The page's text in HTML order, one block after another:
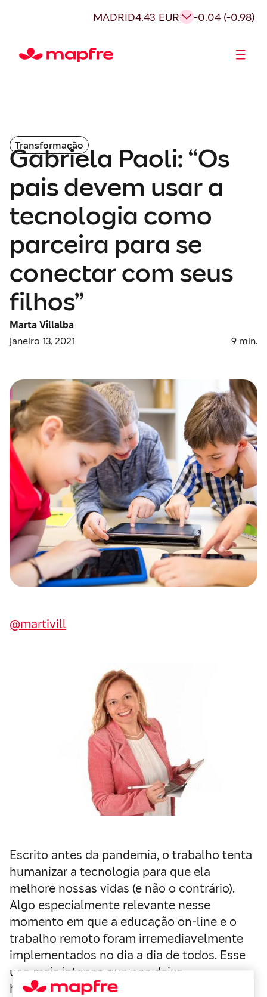
MADRID4.43 EUR -0.04 (-0.98)
Transformação
Gabriela Paoli: “Os
pais devem usar a
tecnologia como
parceira para se
conectar com seus
filhos”
Marta Villalba
janeiro 13, 2021
9 min.
@martivill
Escrito antes da pandemia, o trabalho tenta
humanizar a tecnologia para que ela
melhore nossas vidas (e não o contrário).
Algo especialmente relevante nesse
momento em que a educação on-line e o
trabalho remoto foram irremediavelmente
implementados no dia a dia de todos. Esse
uso mais intenso que nos deixa
hiperconectados está deixando